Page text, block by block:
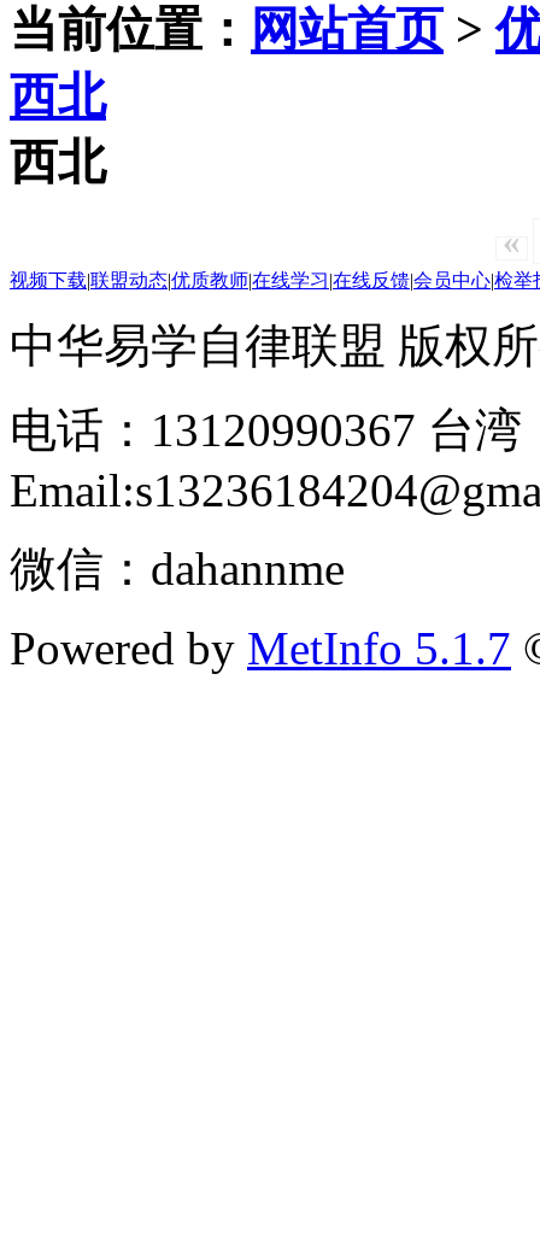
当前位置： 网站首页>
西北
西北
«
视频下载|联盟动态|优质教师|在线学习|在线反馈|会员中心|检举
中华易学自律联盟 版权
电话：13120990367 台湾
微信：dahannme
Powered by MetInfo 5.1.7